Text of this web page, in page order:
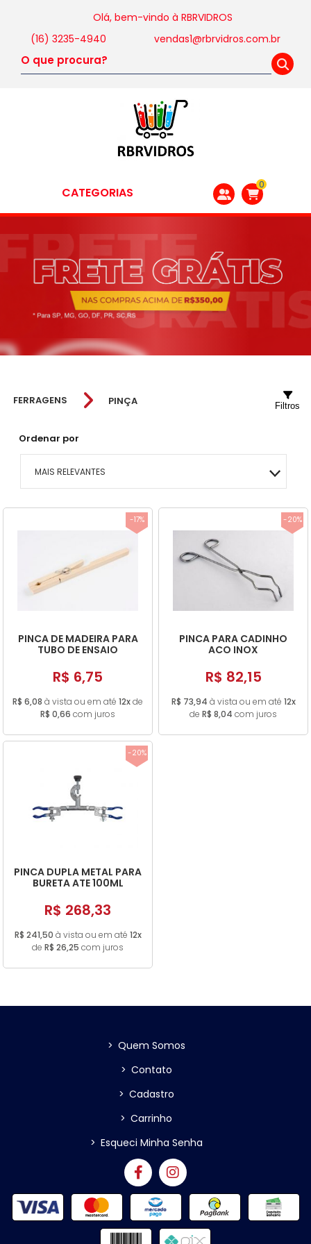
Olá, bem-vindo à RBRVIDROS
(16) 3235-4940
vendas1@rbrvidros.com.br
CATEGORIAS 0
FERRAGENS PINÇA
Ordenar por
MAIS RELEVANTES
MAIS VENDIDOS
MAIOR PREÇO
Filtros
-17%
PINCA DE MADEIRA PARA
TUBO DE ENSAIO
R$ 6,75
R$ 6,08 à vista ou em até 12xde
R$ 0,66 com juros
-20%
PINCA PARA CADINHO
ACO INOX
R$ 82,15
R$ 73,94 à vista ou em até 12x
de R$ 8,04 com juros
-20%
PINCA DUPLA METAL PARA
BURETA ATE 100ML
R$ 268,33
R$ 241,50 à vista ou em até 12x
de R$ 26,25 com juros
> Quem Somos
> Contato
> Cadastro
> Carrinho
> Esqueci Minha Senha